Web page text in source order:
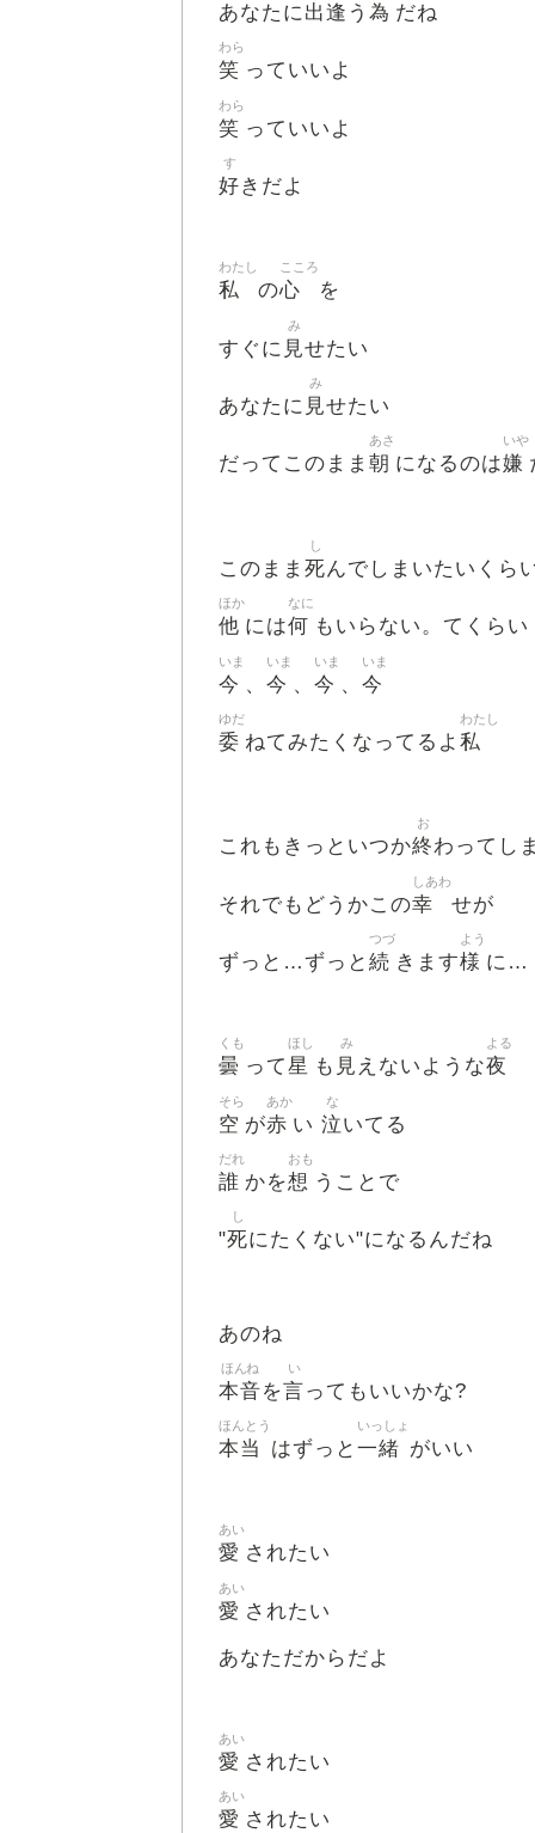
あなたに出逢 う 為 だね
笑
わら
っていいよ
笑
わら
っていいよ
好
す
きだよ
私
わたし
の心
こころ
を
すぐに 見
み
せたい
あなたに 見
み
せたい
だってこのまま 朝
あさ
になるのは嫌
いや
このまま 死
し
んでしまいたいくら
他
ほか
には何
なに
もいらない。てくらい
今
いま
、 今
いま
、 今
いま
、 今
いま
委
ゆだ
ねてみたくなってるよ 私
わたし
これもきっといつか終
お
わってし
それでもどうかこの幸
しあわ
せが
ずっと…ずっと 続
つづ
きます様
よう
に…
曇
くも
って星
ほし
も 見
み
えないような夜
よる
空
そら
が赤
あか
い 泣
な
いてる
誰
だれ
かを想
おも
うことで
"死
し
にたくない"になるんだね
あのね
本音
ほんね
を言
い
ってもいいかな?
本当
ほんとう
はずっと 一緒
いっしょ
がいい
愛
あい
されたい
愛
あい
されたい
あなただからだよ
愛
あい
されたい
愛
あい
されたい